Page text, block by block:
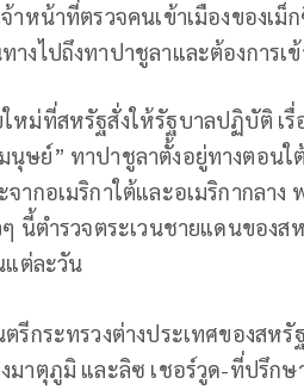
จ้าหน้าที่ตรวจคนเข้าเมืองของเ
งไปถึงทาปาชูลาและต้องการเ
หม่ที่สหรัฐสั่งให้รัฐบาลปฏิบัติ เรื่
ษย์” ทาปาชูลาตั้งอยู่ทางตอนใ
ากอเมริกาใต้และอเมริกากลาง
ๆ นี้ตำรวจตระเวนชายแดนของ
แต่ละวัน
รีกระทรวงต่างประเทศของสหรั
มาตุภูมิ และลิซ เชอร์วูด-ที่ปรึก